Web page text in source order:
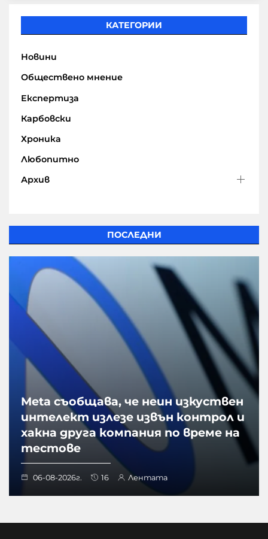
КАТЕГОРИИ
Новини
Обществено мнение
Експертиза
Карбовски
Хроника
Любопитно
Архив
ПОСЛЕДНИ
Meta съобщава, че неин изкуствен
интелект излезе извън контрол и
хакна друга компания по време на
тестове
06-08-2026г. 16 Лентата